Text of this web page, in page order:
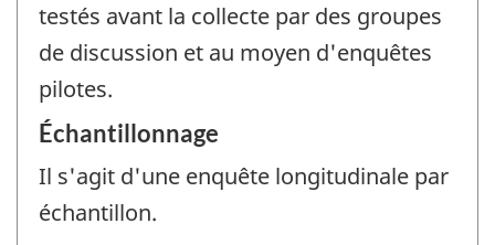
testés avant la collecte par des groupes
de discussion et au moyen d'enquêtes
pilotes.
Échantillonnage
Il s'agit d'une enquête longitudinale par
échantillon.